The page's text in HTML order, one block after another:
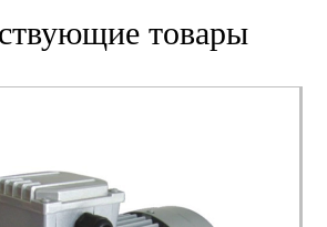
товары